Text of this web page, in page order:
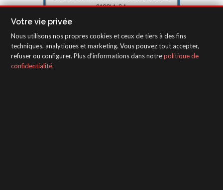
Votre vie privée
Nous utilisons nos propres cookies et ceux de tiers à des fins
techniques, analytiques et marketing. Vous pouvez tout accepter,
refuser ou configurer. Plus d'informations dans notrepolitique de
confidentialité.